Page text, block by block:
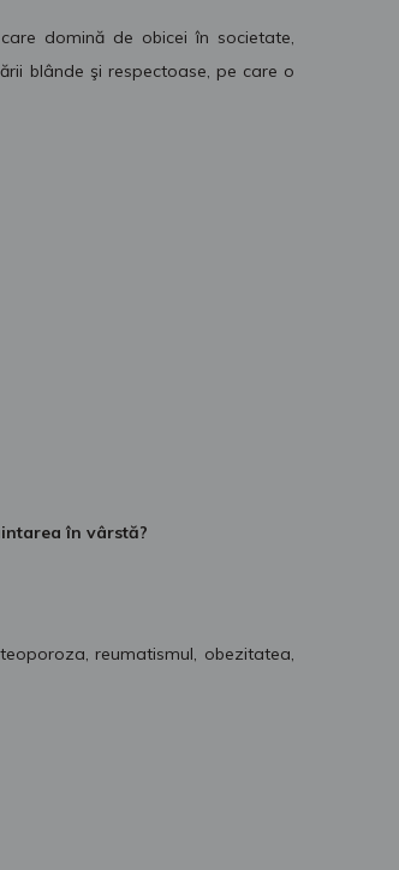
domină de obicei în societate,
blânde şi respectoase, pe care o
în vârstă?
reumatismul, obezitatea,